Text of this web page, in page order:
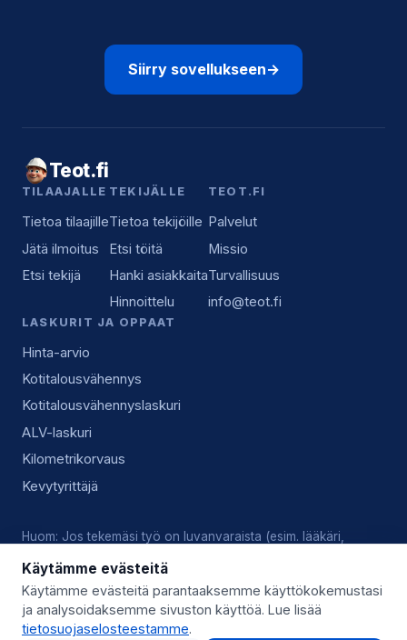
Siirry sovellukseen→
Teot.fi
TILAAJALLE
Tietoa tilaajille
Jätä ilmoitus
Etsi tekijä
TEKIJÄLLE
Tietoa tekijöille
Etsi töitä
Hanki asiakkaita
Hinnoittelu
TEOT.FI
Palvelut
Missio
Turvallisuus
info@teot.fi
LASKURIT JA OPPAAT
Hinta-arvio
Kotitalousvähennys
Kotitalousvähennyslaskuri
ALV-laskuri
Kilometrikorvaus
Kevytyrittäjä
Huom: Jos tekemäsi työ on luvanvaraista (esim. lääkäri,
olevista luvista, pätevyyksistä ja alan käytännöistä.
© 2026 Teot.fi (Giggo Oy) · Y-tunnus 3559746-8 · Kysy lisää:
Käytämme evästeitä
Käytämme evästeitä parantaaksemme käyttökokemustasi
ja analysoidaksemme sivuston käyttöä. Lue lisää
tietosuojaselosteestamme.